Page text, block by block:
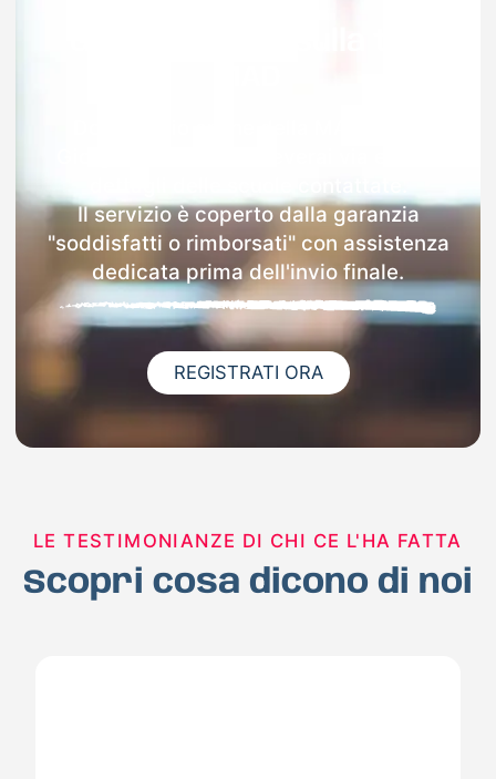
Il servizio è coperto dalla garanzia
"soddisfatti o rimborsati" con assistenza
dedicata prima dell'invio finale.
REGISTRATI ORA
LE TESTIMONIANZE DI CHI CE L'HA FATTA
Scopri cosa dicono di noi